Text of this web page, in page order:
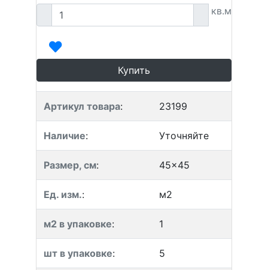
кв.м
Купить
Артикул товара: 23199
Наличие: Уточняйте
Размер, см: 45x45
Ед. изм.: м2
м2 в упаковке: 1
шт в упаковке: 5